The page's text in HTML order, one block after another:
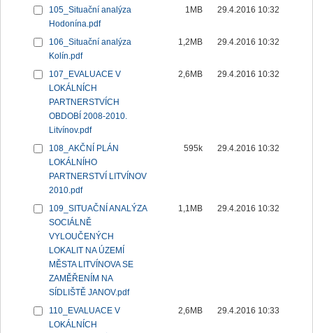
105_Situační analýza
Hodonína.pdf
1MB 29.4.2016 10:32
106_Situační analýza
Kolín.pdf
1,2MB 29.4.2016 10:32
107_EVALUACE V
LOKÁLNÍCH
PARTNERSTVÍCH
OBDOBÍ 2008-2010.
Litvínov.pdf
2,6MB 29.4.2016 10:32
108_AKČNÍ PLÁN
LOKÁLNÍHO
PARTNERSTVÍ LITVÍNOV
2010.pdf
595k 29.4.2016 10:32
109_SITUAČNÍ ANALÝZA
SOCIÁLNĚ
VYLOUČENÝCH
LOKALIT NA ÚZEMÍ
MĚSTA LITVÍNOVA SE
ZAMĚŘENÍM NA
SÍDLIŠTĚ JANOV.pdf
1,1MB 29.4.2016 10:32
110_EVALUACE V
LOKÁLNÍCH
2,6MB 29.4.2016 10:33